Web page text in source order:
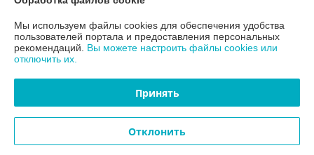
Контакты
Доставка и оплата
Мы используем файлы cookies для обеспечения удобства
пользователей портала и предоставления персональных
рекомендаций. Вы можете настроить файлы cookies или
отключить их.
Принять
Отклонить